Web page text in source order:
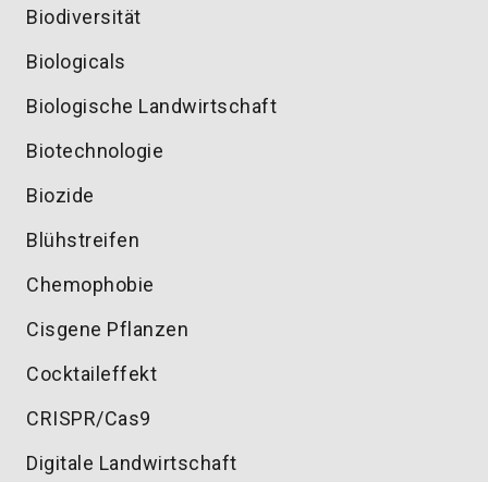
Biodiversität
Biologicals
Biologische Landwirtschaft
Biotechnologie
Biozide
Blühstreifen
Chemophobie
Cisgene Pflanzen
Cocktaileffekt
CRISPR/Cas9
Digitale Landwirtschaft